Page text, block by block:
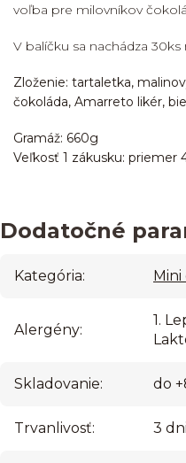
voľba pre milovníkov
V balíčku sa nachádza 30ks
Zloženie: tartaletka,
čokoláda, Amarreto likér,
Gramáž: 660g
Veľkosť 1 zákusku: priemer
Dodatočné
Kategória:
Alergény:
1.
Skladovanie: do
Trvanlivosť: 3 dni